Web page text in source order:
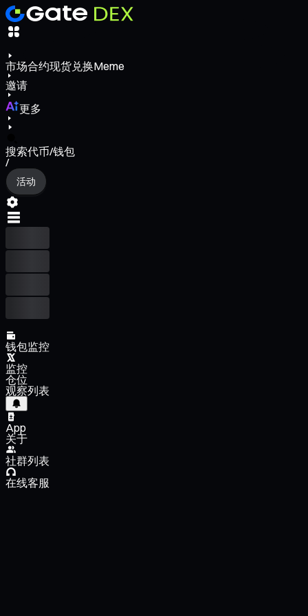
市场合约现货兑换Meme
邀请
更多
搜索代币/钱包
/
活动
钱包监控
监控
仓位
观察列表
App
关于
社群列表
在线客服